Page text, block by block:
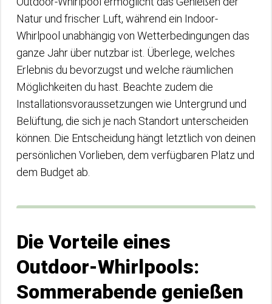
Natur und frischer Luft, während ein Indoor-
Whirlpool unabhängig von Wetterbedingungen das
ganze Jahr über nutzbar ist. Überlege, welches
Erlebnis du bevorzugst und welche räumlichen
Möglichkeiten du hast. Beachte zudem die
Installationsvoraussetzungen wie Untergrund und
Belüftung, die sich je nach Standort unterscheiden
können. Die Entscheidung hängt letztlich von deinen
persönlichen Vorlieben, dem verfügbaren Platz und
dem Budget ab.
Die Vorteile eines
Outdoor-Whirlpools:
Sommerabende genießen